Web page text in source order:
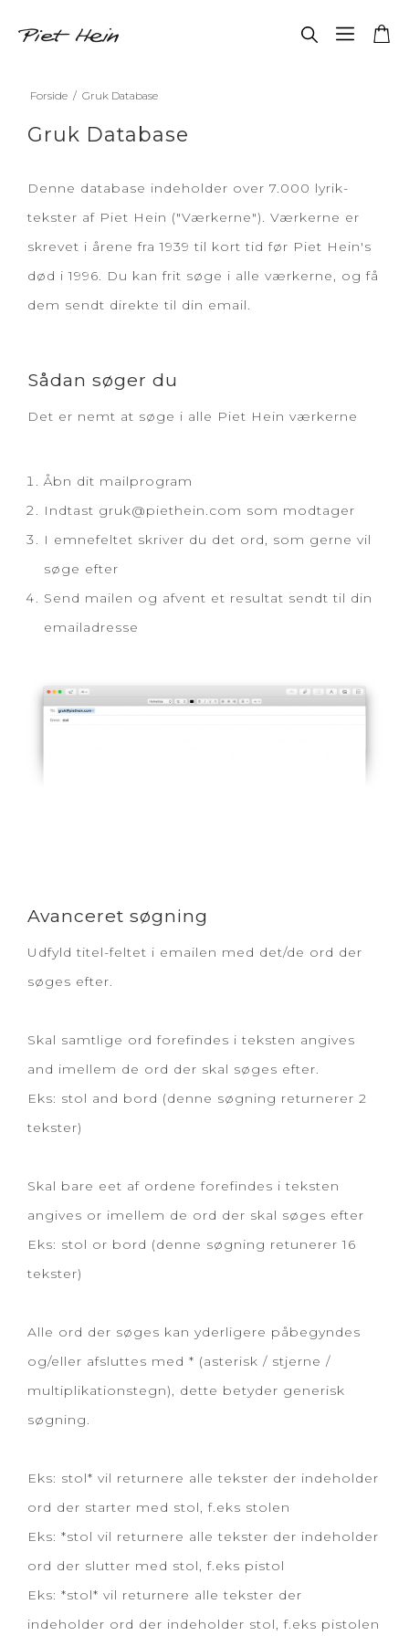
Forside / Gruk Database
Gruk Database
Denne database indeholder over 7.000 lyrik-
tekster af Piet Hein ("Værkerne"). Værkerne er
skrevet i årene fra 1939 til kort tid før Piet Hein's
død i 1996. Du kan frit søge i alle værkerne, og få
dem sendt direkte til din email.
Sådan søger du
Det er nemt at søge i alle Piet Hein værkerne
Åbn dit mailprogram
Indtast gruk@piethein.com som modtager
I emnefeltet skriver du det ord, som gerne vil
søge efter
Send mailen og afvent et resultat sendt til din
emailadresse
Avanceret søgning
Udfyld titel-feltet i emailen med det/de ord der
søges efter.
Skal samtlige ord forefindes i teksten angives
and imellem de ord der skal søges efter.
Eks: stol and bord (denne søgning returnerer 2
tekster)
Skal bare eet af ordene forefindes i teksten
angives or imellem de ord der skal søges efter
Eks: stol or bord (denne søgning retunerer 16
tekster)
Alle ord der søges kan yderligere påbegyndes
og/eller afsluttes med * (asterisk / stjerne /
multiplikationstegn), dette betyder generisk
søgning.
Eks: stol* vil returnere alle tekster der indeholder
ord der starter med stol, f.eks stolen
Eks: *stol vil returnere alle tekster der indeholder
ord der slutter med stol, f.eks pistol
Eks: *stol* vil returnere alle tekster der
indeholder ord der indeholder stol, f.eks pistolen